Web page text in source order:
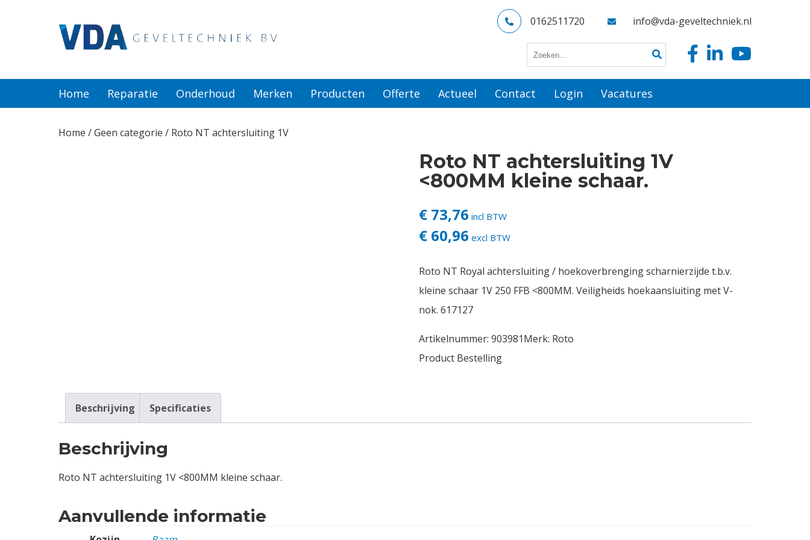
0162511720 info@vda-geveltechniek.nl
Home Reparatie Onderhoud Merken Producten Offerte Actueel Contact Login Vacatures
Home /Geen categorie / Roto NT achtersluiting 1V
Roto NT achtersluiting 1V
<800MM kleine schaar.
€ 73,76 incl BTW
€ 60,96 excl BTW
Roto NT Royal achtersluiting / hoekoverbrenging scharnierzijde t.b.v.
kleine schaar 1V 250 FFB <800MM. Veiligheids hoekaansluiting met V-
nok. 617127
Artikelnummer: 903981Merk: Roto
Product Bestelling
Beschrijving Specificaties
Beschrijving
Roto NT achtersluiting 1V <800MM kleine schaar.
Aanvullende informatie